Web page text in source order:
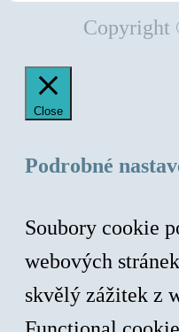
Copyright
Close
Podrobné
Soubory cookie
webových
skvělý zážitek z